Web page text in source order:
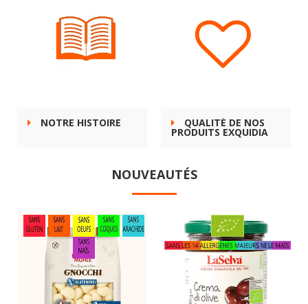
NOTRE HISTOIRE QUALITÉ DE NOS
PRODUITS EXQUIDIA
NOUVEAUTÉS